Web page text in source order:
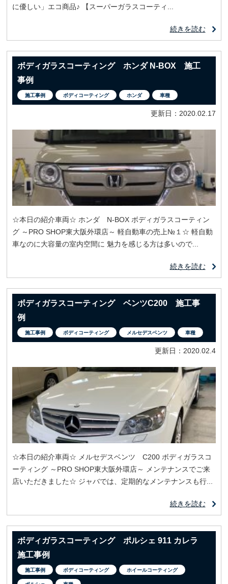
に優しい」エコ商品♪ 【スーパーガラスコーティ...
続きを読む
ボディガラスコーティング ホンダ N-BOX 施工
事例
施工事例 ボディコーティング ホンダ 車種
更新日：2020.02.17
☆本日の紹介車両☆ ホンダ N‐BOX ボディガラスコーティン
グ ～PRO SHOP東大阪外環店～ 軽自動車の売上№１☆ 軽自動
車なのに大容量の室内空間に 魅力を感じる方は多いので...
続きを読む
ボディガラスコーティング ベンツC200 施工事
例
施工事例 ボディコーティング メルセデスベンツ 車種
更新日：2020.02.4
☆本日の紹介車両☆ メルセデスベンツ C200 ボディガラスコ
ーティング ～PRO SHOP東大阪外環店～ メンテナンスでご来
店いただきました☆ ジャバでは、定期的なメンテナンスも行...
続きを読む
ボディガラスコーティング ポルシェ 911 カレラ
施工事例
施工事例 ボディコーティング ホイールコーティング